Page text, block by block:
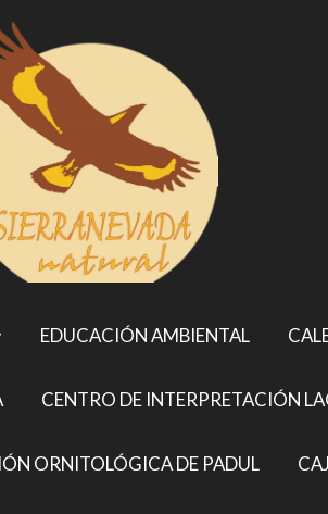
EDUCACIÓN AMBIENTAL
CENTRO DE INTERPRETACIÓN
ORNITOLÓGICA DE PADUL